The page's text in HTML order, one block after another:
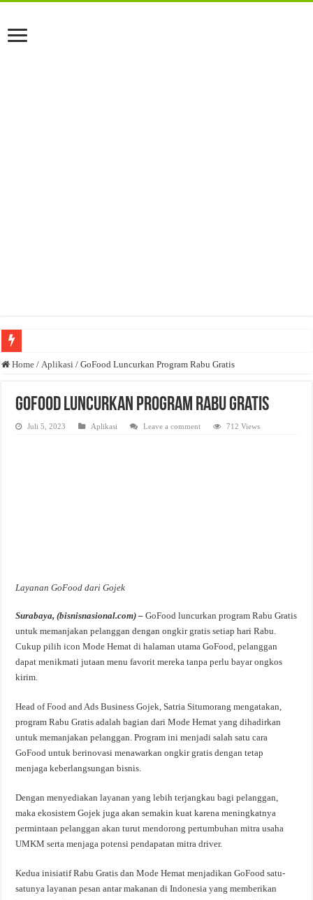
Anda butuh promosi usaha? Kontak ke Email redaksi@bisnisnasional.com
Dibutuhkan Marketing. Lamaran di-email ke redaksi@bisnisnasional.com
Home / Aplikasi / GoFood Luncurkan Program Rabu Gratis
GoFood Luncurkan Program Rabu Gratis
Juli 5, 2023 Aplikasi Leave a comment 712 Views
Layanan GoFood dari Gojek
Surabaya, (bisnisnasional.com) – GoFood luncurkan program Rabu Gratis
untuk memanjakan pelanggan dengan ongkir gratis setiap hari Rabu.
Cukup pilih icon Mode Hemat di halaman utama GoFood, pelanggan
dapat menikmati jutaan menu favorit mereka tanpa perlu bayar ongkos
kirim.
Head of Food and Ads Business Gojek, Satria Situmorang mengatakan,
program Rabu Gratis adalah bagian dari Mode Hemat yang dihadirkan
untuk memanjakan pelanggan. Program ini menjadi salah satu cara
GoFood untuk berinovasi menawarkan ongkir gratis dengan tetap
menjaga keberlangsungan bisnis.
Dengan menyediakan layanan yang lebih terjangkau bagi pelanggan,
maka ekosistem Gojek juga akan semakin kuat karena meningkatnya
permintaan pelanggan akan turut mendorong pertumbuhan mitra usaha
UMKM serta menjaga potensi pendapatan mitra driver.
Kedua inisiatif Rabu Gratis dan Mode Hemat menjadikan GoFood satu-
satunya layanan pesan antar makanan di Indonesia yang memberikan